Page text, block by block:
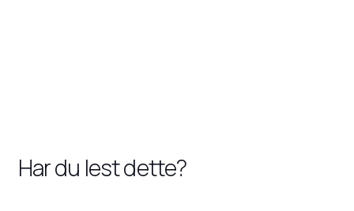
Har du lest dette?